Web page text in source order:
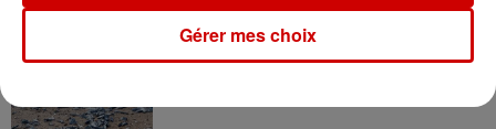
14h03
Invasion de physalies sur des
plages du Sud-Ouest
Gérer mes choix